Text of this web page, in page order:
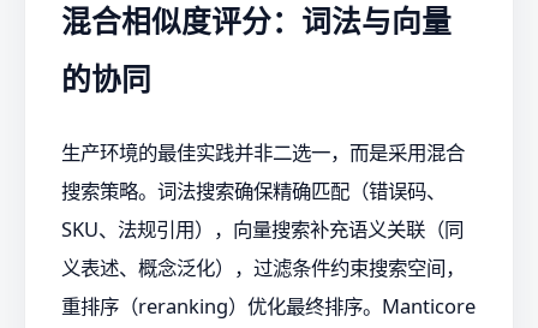
混合相似度评分：词法与向量
的协同
生产环境的最佳实践并非二选一，而是采用混合
搜索策略。词法搜索确保精确匹配（错误码、
SKU、法规引用），向量搜索补充语义关联（同
义表述、概念泛化），过滤条件约束搜索空间，
重排序（reranking）优化最终排序。Manticore